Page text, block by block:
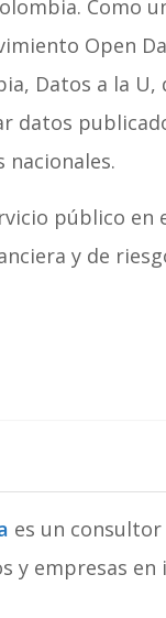
Como
Open
Datos a la
datos
nacionales.
público en
y de
es un
y empresas